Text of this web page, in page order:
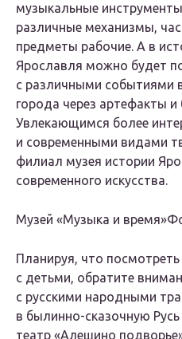
музыкальные
различные механизмы,
предметы рабочие. А в
Ярославля можно будет
с различными событиями
города через артефакты
Увлекающимся более
и современными видами
филиал музея истории
современного искусства.
Музей «Музыка и
Планируя, что
с детьми, обратите
с русскими народными
в былинно-сказочную
театр «Алешино